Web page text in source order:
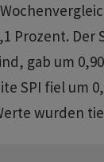
Prozent.
gab um
SPI fiel um
wurden